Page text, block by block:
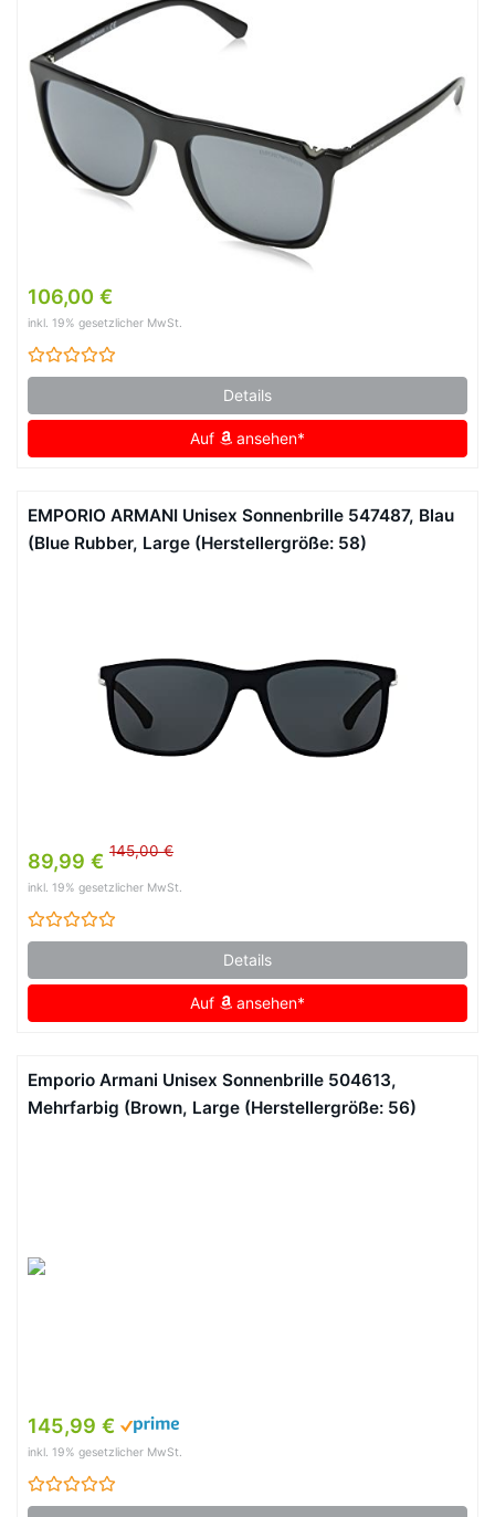
106,00 €
inkl. 19% gesetzlicher MwSt.
Details
Auf ansehen*
EMPORIO ARMANI Unisex Sonnenbrille 547487, Blau
(Blue Rubber, Large (Herstellergröße: 58)
89,99 € 145,00 €
inkl. 19% gesetzlicher MwSt.
Details
Auf ansehen*
Emporio Armani Unisex Sonnenbrille 504613,
Mehrfarbig (Brown, Large (Herstellergröße: 56)
145,99 €
inkl. 19% gesetzlicher MwSt.